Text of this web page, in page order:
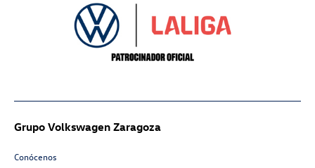
Grupo Volkswagen Zaragoza
Conócenos